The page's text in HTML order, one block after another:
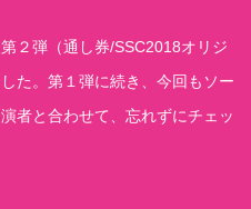
２弾（通し券/SSC2018オリジ
た。第１弾に続き、今回もソー
者と合わせて、忘れずにチェッ